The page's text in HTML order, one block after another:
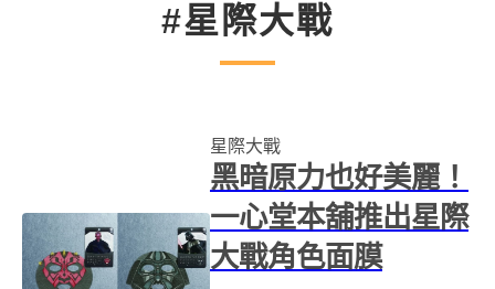
#星際大戰
星際大戰
黑暗原力也好美麗！
一心堂本舖推出星際
大戰角色面膜